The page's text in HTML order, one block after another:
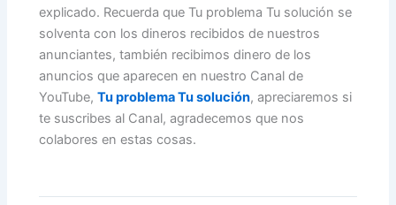
explicado. Recuerda que Tu problema Tu solución se
solventa con los dineros recibidos de nuestros
anunciantes, también recibimos dinero de los
anuncios que aparecen en nuestro Canal de
YouTube,Tu problema Tu solución, apreciaremos si
te suscribes al Canal, agradecemos que nos
colabores en estas cosas.